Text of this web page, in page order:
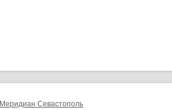
Меридиан Севастополь